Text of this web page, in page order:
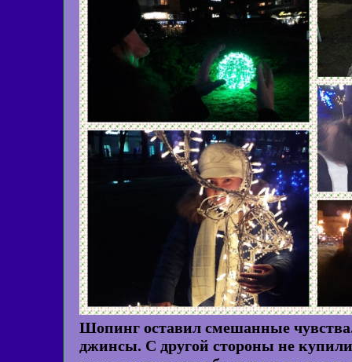
Шопинг оставил смешанные
джинсы. С другой стороны не